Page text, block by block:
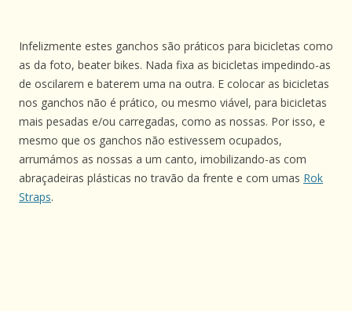
Infelizmente estes ganchos são práticos para bicicletas como
as da foto, beater bikes. Nada fixa as bicicletas impedindo-as
de oscilarem e baterem uma na outra. E colocar as bicicletas
nos ganchos não é prático, ou mesmo viável, para bicicletas
mais pesadas e/ou carregadas, como as nossas. Por isso, e
mesmo que os ganchos não estivessem ocupados,
arrumámos as nossas a um canto, imobilizando-as com
abraçadeiras plásticas no travão da frente e com umas Rok
Straps.